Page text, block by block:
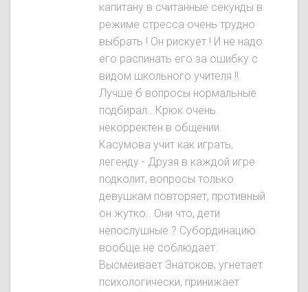
капитану в считанные секунды в
режиме стресса очень трудно
выбрать ! Он рискует ! И не надо
его распинать его за ошибку с
видом школьного учителя !!
Лучше б вопросы нормальные
подбирал...Крюк очень
некорректен в общении.
Касумова учит как играть,
легенду - Друзя в каждой игре
подколит, вопросы только
девушкам повторяет, противный
он жутко.. Они что, дети
непослушные ? Субординацию
вообще не соблюдает.
Высмеивает Знатокoв, угнетает
психологически, принижает